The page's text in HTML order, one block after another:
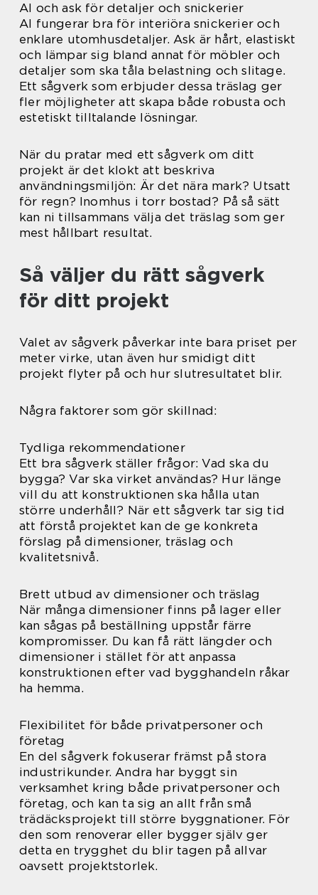
Al och ask för detaljer och snickerier
Al fungerar bra för interiöra snickerier och
enklare utomhusdetaljer. Ask är hårt, elastiskt
och lämpar sig bland annat för möbler och
detaljer som ska tåla belastning och slitage.
Ett sågverk som erbjuder dessa träslag ger
fler möjligheter att skapa både robusta och
estetiskt tilltalande lösningar.
När du pratar med ett sågverk om ditt
projekt är det klokt att beskriva
användningsmiljön: Är det nära mark? Utsatt
för regn? Inomhus i torr bostad? På så sätt
kan ni tillsammans välja det träslag som ger
mest hållbart resultat.
Så väljer du rätt sågverk
för ditt projekt
Valet av sågverk påverkar inte bara priset per
meter virke, utan även hur smidigt ditt
projekt flyter på och hur slutresultatet blir.
Några faktorer som gör skillnad:
Tydliga rekommendationer
Ett bra sågverk ställer frågor: Vad ska du
bygga? Var ska virket användas? Hur länge
vill du att konstruktionen ska hålla utan
större underhåll? När ett sågverk tar sig tid
att förstå projektet kan de ge konkreta
förslag på dimensioner, träslag och
kvalitetsnivå.
Brett utbud av dimensioner och träslag
När många dimensioner finns på lager eller
kan sågas på beställning uppstår färre
kompromisser. Du kan få rätt längder och
dimensioner i stället för att anpassa
konstruktionen efter vad bygghandeln råkar
ha hemma.
Flexibilitet för både privatpersoner och
företag
En del sågverk fokuserar främst på stora
industrikunder. Andra har byggt sin
verksamhet kring både privatpersoner och
företag, och kan ta sig an allt från små
trädäcksprojekt till större byggnationer. För
den som renoverar eller bygger själv ger
detta en trygghet du blir tagen på allvar
oavsett projektstorlek.